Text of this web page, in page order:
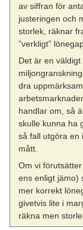
av siffran för
justeringen och
storlek, räknar
”verkligt”
Det är en
dra
handlar om, så
skulle kunna ha
så fall utgöra en
mått.
Om vi
ens enligt jämo)
mer korrekt
givetvis lite i
räkna men